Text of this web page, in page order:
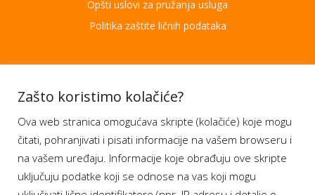
Opšti uslovi za pružanja usluga
Politika zaštite ličnih podataka
Aplikacije
Moj BH Telecom
Dostupnost usluga
Moja webTV
Aukcije BH Telecom
Zašto koristimo kolačiće?
Ova web stranica omogućava skripte (kolačiće) koje mogu
čitati, pohranjivati i pisati informacije na vašem browseru i
na vašem uređaju. Informacije koje obrađuju ove skripte
uključuju podatke koji se odnose na vas koji mogu